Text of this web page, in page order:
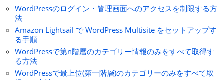
WordPressのログイン・管理画面へのアクセスを制限する方
法
Amazon Lightsail で WordPress Multisite をセットアップす
る手順
WordPressで第n階層のカテゴリー情報のみをすべて取得す
る方法
WordPressで最上位(第一階層)のカテゴリーのみをすべて取